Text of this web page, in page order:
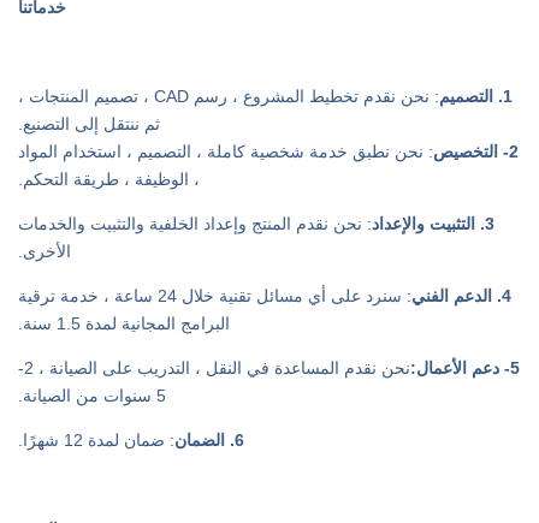
خدماتنا
1. التصميم
: نحن نقدم تخطيط المشروع ، رسم CAD ، تصميم المنتجات ،
ثم ننتقل إلى التصنيع.
2- التخصيص
: نحن نطبق خدمة شخصية كاملة ، التصميم ، استخدام المواد
، الوظيفة ، طريقة التحكم.
3. التثبيت والإعداد
: نحن نقدم المنتج وإعداد الخلفية والتثبيت والخدمات
الأخرى.
4. الدعم الفني
: سنرد على أي مسائل تقنية خلال 24 ساعة ، خدمة ترقية
البرامج المجانية لمدة 1.5 سنة.
5- دعم الأعمال:
نحن نقدم المساعدة في النقل ، التدريب على الصيانة ، 2-
5 سنوات من الصيانة.
6. الضمان : ضمان لمدة 12 شهرًا.